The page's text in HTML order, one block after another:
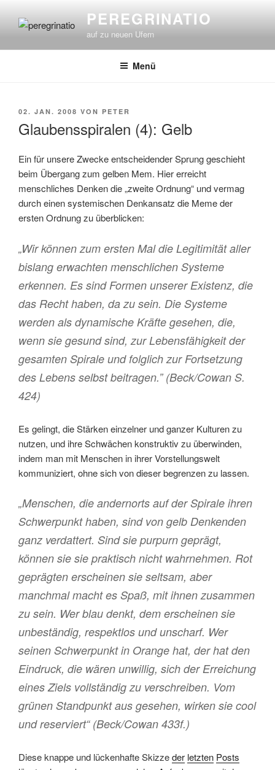
Inhalt
PEREGRINATIO
auf zu neuen Ufern
Menü
VERÖFFENTLICHT
02. JAN. 2008 VON PETER
Glaubensspiralen (4): Gelb
Ein für unsere Zwecke entscheidender Sprung geschieht
beim Übergang zum gelben Mem. Hier erreicht
menschliches Denken die „zweite Ordnung“ und vermag
durch einen systemischen Denkansatz die Meme der
ersten Ordnung zu überblicken:
„Wir können zum ersten Mal die Legitimität aller
bislang erwachten menschlichen Systeme
erkennen. Es sind Formen unserer Existenz, die
das Recht haben, da zu sein. Die Systeme
werden als dynamische Kräfte gesehen, die,
wenn sie gesund sind, zur Lebensfähigkeit der
gesamten Spirale und folglich zur Fortsetzung
des Lebens selbst beitragen.” (Beck/Cowan S.
424)
Es gelingt, die Stärken einzelner und ganzer Kulturen zu
nutzen, und ihre Schwächen konstruktiv zu überwinden,
indem man mit Menschen in ihrer Vorstellungswelt
kommuniziert, ohne sich von dieser begrenzen zu lassen.
„Menschen, die andernorts auf der Spirale ihren
Schwerpunkt haben, sind von gelb Denkenden
ganz verdattert. Sind sie purpurn geprägt,
können sie sie praktisch nicht wahrnehmen. Rot
geprägten erscheinen sie seltsam, aber
manchmal macht es Spaß, mit ihnen zusammen
zu sein. Wer blau denkt, dem erscheinen sie
unbeständig, respektlos und unscharf. Wer
seinen Schwerpunkt in Orange hat, der hat den
Eindruck, die wären unwillig, sich der Erreichung
eines Ziels vollständig zu verschreiben. Vom
grünen Standpunkt aus gesehen, wirken sie cool
und reserviert“ (Beck/Cowan 433f.)
Diese knappe und lückenhafte Skizzeder letzten Posts